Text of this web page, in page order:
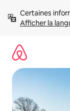
directement
Afficher la